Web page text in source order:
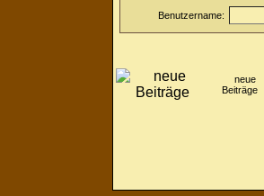
Benutzername:
neue
Beiträge